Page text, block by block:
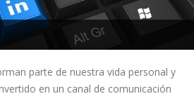
parte de nuestra vida personal y
en un canal de comunicación